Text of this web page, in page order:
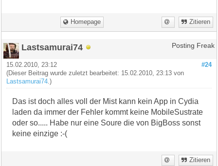
Homepage Zitieren
Lastsamurai74 Posting Freak
#24
15.02.2010, 23:12
(Dieser Beitrag wurde zuletzt bearbeitet: 15.02.2010, 23:13 von
Lastsamurai74 .)
Das ist doch alles voll der Mist kann kein App in Cydia
laden da immer der Fehler kommt keine MobileSustrate
oder so..... Habe nur eine Soure die von BigBoss sonst
keine einzige :-(
Zitieren